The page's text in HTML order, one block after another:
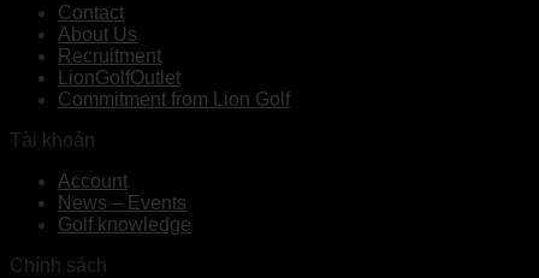
Contact
About Us
Recruitment
LionGolfOutlet
Commitment from Lion Golf
Tài khoản
Account
News – Events
Golf knowledge
Chính sách